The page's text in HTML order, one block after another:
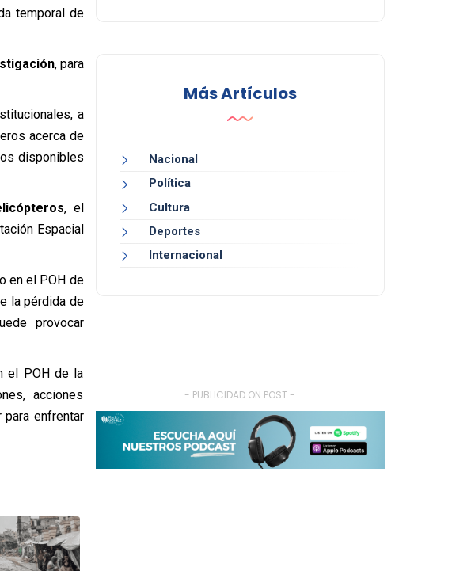
temporal de
, para
a
acerca de
disponibles
, el
Espacial
en el POH de
la pérdida de
provocar
el POH de la
acciones
enfrentar
Más Artículos
Nacional
Política
Cultura
Deportes
Internacional
- PUBLICIDAD ON POST -